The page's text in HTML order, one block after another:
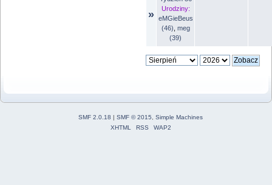
»
Urodziny:
eMGieBeus
(46) meg
(39)
SMF 2.0.18 | SMF © 2015
Simple Machines
XHTML
RSS WAP2